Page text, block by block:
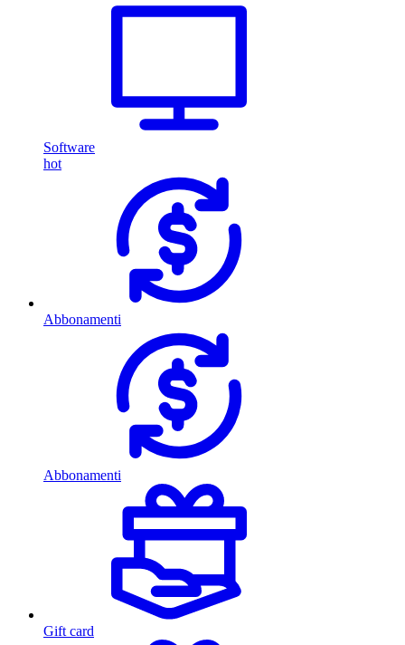
Software
hot
Abbonamenti
Abbonamenti
Gift card